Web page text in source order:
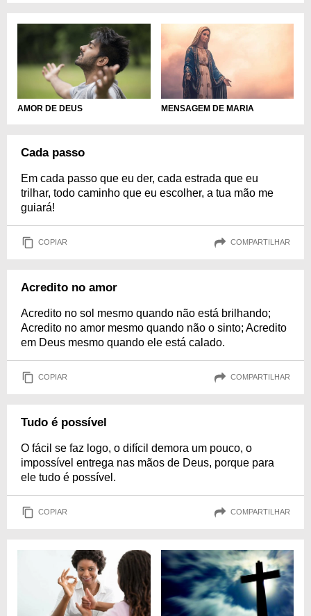
AMOR DE DEUS MENSAGEM DE MARIA
Cada passo
Em cada passo que eu der, cada estrada que eu
trilhar, todo caminho que eu escolher, a tua mão me
guiará!
COPIAR COMPARTILHAR
Acredito no amor
Acredito no sol mesmo quando não está brilhando;
Acredito no amor mesmo quando não o sinto; Acredito
em Deus mesmo quando ele está calado.
COPIAR COMPARTILHAR
Tudo é possível
O fácil se faz logo, o difícil demora um pouco, o
impossível entrega nas mãos de Deus, porque para
ele tudo é possível.
COPIAR COMPARTILHAR